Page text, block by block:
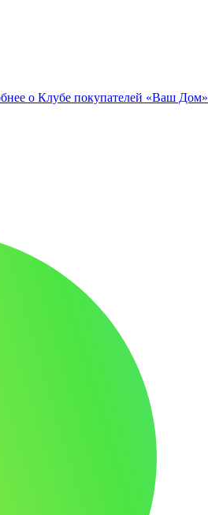
о Клубе покупателей «Ваш Дом»